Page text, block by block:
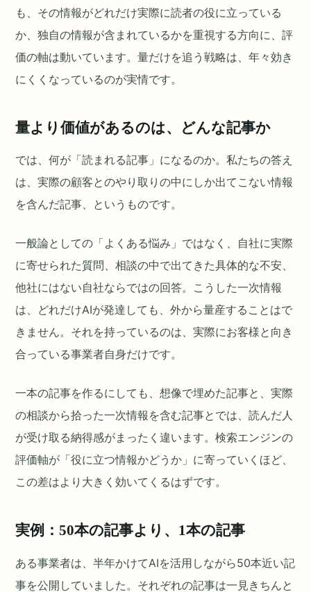
も、その情報がどれだけ実際に読者の役に立っている
か、独自の情報が含まれているかを重視する方向に、評
価の軸は動いています。量だけを追う戦略は、年々効き
にくくなっているのが実情です。
量より価値があるのは、どんな記事か
では、何が「読まれる記事」になるのか。私たちの答え
は、実際の顧客とのやり取りの中にしか出てこない情報
を含んだ記事、というものです。
一般論としての「よくある悩み」ではなく、自社に実際
に寄せられた質問、相談の中で出てきた具体的な不安、
他社にはない自社ならではの回答。こうした一次情報
は、どれだけAIが発達しても、外から量産することはで
きません。それを持っているのは、実際にお客様と向き
合っている事業者自身だけです。
一本の記事を作るにしても、想像で埋めた記事と、実際
の相談から拾った一次情報を含む記事とでは、読んだ人
が受け取る納得感がまったく違います。検索エンジンの
評価軸が「役に立つ情報かどうか」に寄っていくほど、
この差はより大きく効いてくるはずです。
実例：50本の記事より、1本の記事
ある事業者は、半年かけてAIを活用しながら50本近い記
事を公開していました。それぞれの記事は一見きちんと